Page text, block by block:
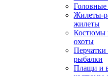
Жилеты-
жилеты
Костюмы
охоты
Перчатки
рыбалки
Плащи и